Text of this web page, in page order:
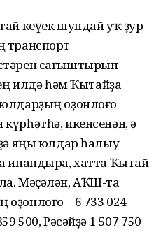
кеүек шундай уҡ ҙур
транспорт
сағыштырып
илдә һәм Ҡытайҙа
оҙонлоғо
икен­сенән, ә
яңы юлдар һалыу
инандыра, хатта Ҡытай
Мәҫәлән, АҠШ-та
– 6 733 024
500, Рәсәйҙә 1 507 750